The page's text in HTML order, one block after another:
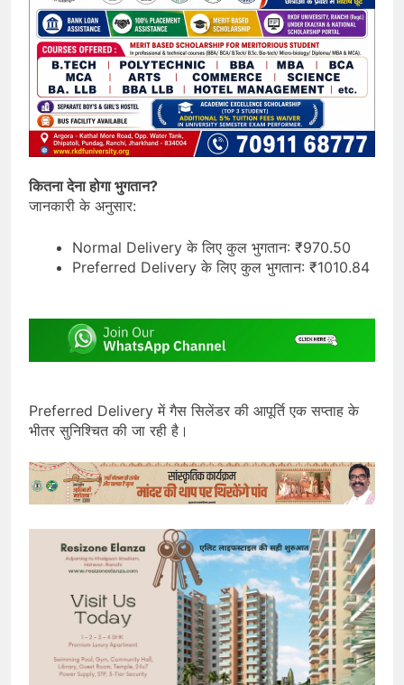
कितना देना होगा भुगतान?
जानकारी के अनुसार:
Normal Delivery के लिए कुल भुगतान: ₹970.50
Preferred Delivery के लिए कुल भुगतान: ₹1010.84
Preferred Delivery में गैस सिलेंडर की आपूर्ति एक सप्ताह के
भीतर सुनिश्चित की जा रही है।